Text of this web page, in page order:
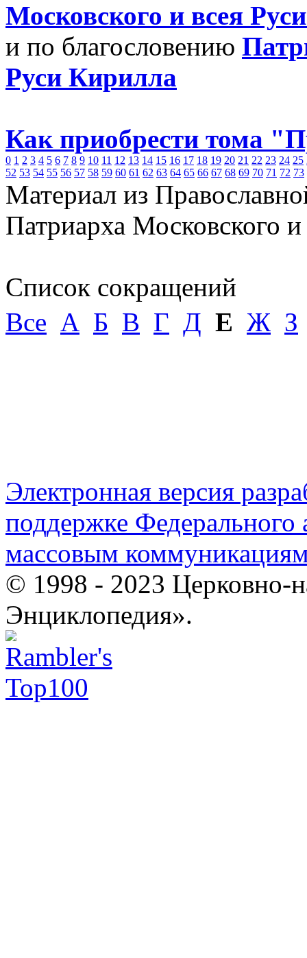
Московского и всея
и по благословению
Руси Кирилла
Как приобрести тома
0 1 2 3 4 5 6 7 8 9 10 11 12 13 14 15 16 17 18 19 20 21 22 23 24 25
52 53 54 55 56 57 58 59 60 61 62 63 64 65 66 67 68 69 70 71 72 73
Материал из
Патриарха Московского
Список сокращений
Все А Б В Г Д Е Ж З
Электронная версия
поддержке Федерального
массовым
© 1998 - 2023 Церковно-
Энциклопедия».